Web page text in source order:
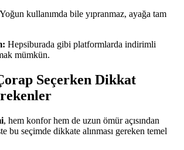
Yoğun kullanımda bile yıpranmaz, ayağa tam
Hepsiburada gibi platformlarda indirimli
mümkün.
Seçerken Dikkat
, hem konfor hem de uzun ömür açısından
bu seçimde dikkate alınması gereken temel